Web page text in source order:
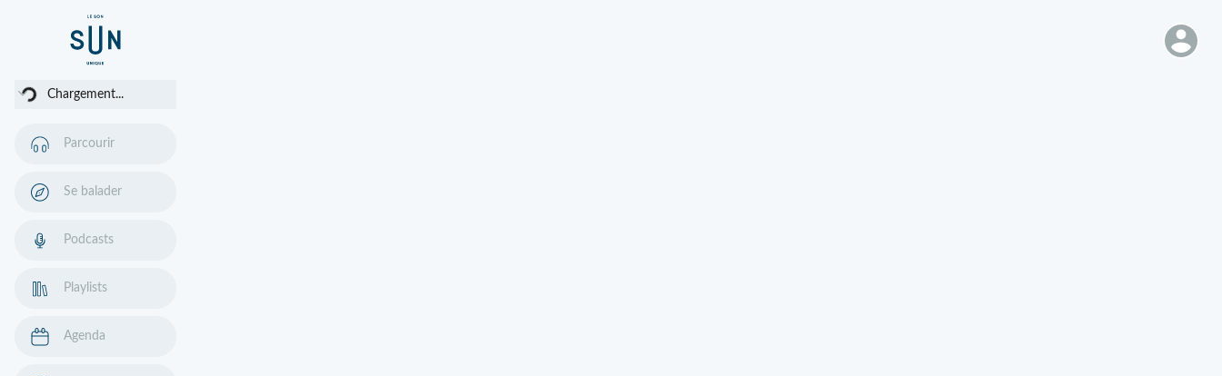
Chargement...
Parcourir
Se balader
Podcasts
Playlists
Agenda